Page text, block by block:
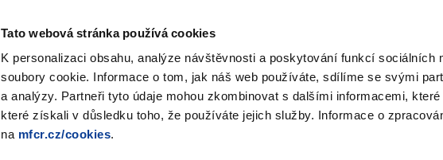
Tato webová stránka používá cookies
K personalizaci obsahu, analýze návštěvnosti a poskytování funkcí sociálních
soubory cookie. Informace o tom, jak náš web používáte, sdílíme se svými
a analýzy. Partneři tyto údaje mohou zkombinovat s dalšími informacemi,
které získali v důsledku toho, že používáte jejich služby. Informace o
na mfcr.cz/cookies.
Bezplatná infolinka
Úvodní stránka Národní koordinační skupina Tiskové centrum Novinky 2011
2011